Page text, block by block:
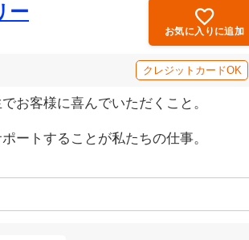
ー
お気に入りに追加
クレジットカードOK
お客様に喜んでいただくこと。
ートすることが私たちの仕事。